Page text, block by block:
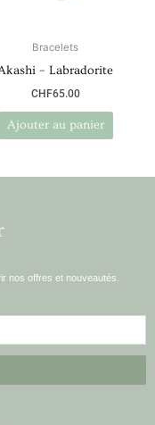
Bracelets
– Labradorite
CHF65.00
Ajouter au panier
nos offres et nouveautés.